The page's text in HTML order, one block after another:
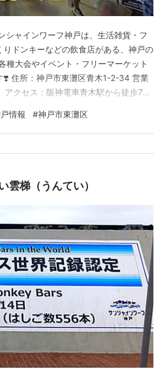
シャインワーフ神戸は、生活雑貨・フ
ドンキーなどの飲食店がある、神戸の
種大会やイベント・フリーマーケット
❣️ 住所：神戸市東灘区青木1-2-34 営業
クセス：阪神電車青木駅から徒歩7分
情報 #神戸市東灘区
雲梯（うんてい）